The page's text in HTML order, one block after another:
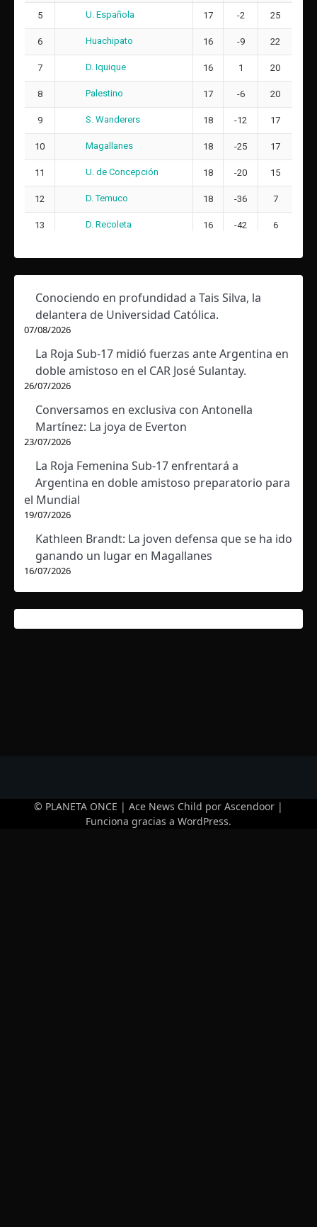
19
María Victoria Caballero Díaz
11
Daniela Paz Sandoval Salas
Isidora Ignacia Vidal Miranda
Alex Castro
5 U. Española 17 -2 25
6 Huachipato 16 -9 22
7 D. Iquique 16 1 20
8 Palestino 17 -6 20
9 S. Wanderers 18 -12 17
10 Magallanes 18 -25 17
11 U. de Concepción 18 -20 15
12 D. Temuco 18 -36 7
13 D. Recoleta 16 -42 6
Conociendo en profundidad a Tais Silva, la
delantera de Universidad Católica.
07/08/2026
La Roja Sub-17 midió fuerzas ante Argentina en
doble amistoso en el CAR José Sulantay.
26/07/2026
Conversamos en exclusiva con Antonella
Martínez: La joya de Everton
23/07/2026
La Roja Femenina Sub-17 enfrentará a
Argentina en doble amistoso preparatorio para
el Mundial
19/07/2026
Kathleen Brandt: La joven defensa que se ha ido
ganando un lugar en Magallanes
16/07/2026
© PLANETA ONCE | Ace News Child por Ascendoor |
Funciona gracias a WordPress.